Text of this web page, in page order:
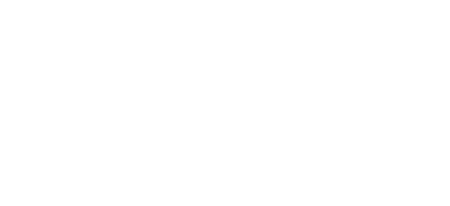
à la carte, lobby bar, minimarket, obchod se suvenýry, zlatnictví, business centrum, konferenční prostory, pokojová služba za poplatek,
pro dospělé), terasa s lehátky a slunečníky zdarma, 2 bary u bazénů.
uvedené vybavení)